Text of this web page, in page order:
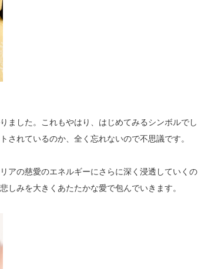
ました。これもやはり、はじめてみるシンボルでし
されているのか、全く忘れないので不思議です。
アの慈愛のエネルギーにさらに深く浸透していくの
しみを大きくあたたかな愛で包んでいきます。